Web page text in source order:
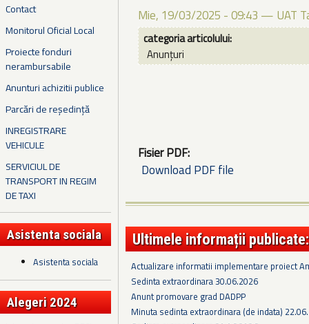
Contact
Monitorul Oficial Local
Proiecte fonduri
nerambursabile
Anunturi achizitii publice
Parcări de reședință
INREGISTRARE
VEHICULE
SERVICIUL DE
TRANSPORT IN REGIM
DE TAXI
Asistenta sociala
Asistenta sociala
Alegeri 2024
Mie, 19/03/2025 - 09:43 — UAT
categoria articolului:
Anunțuri
Fisier PDF:
Download PDF file
Ultimele informații publicate:
Actualizare informatii implementare proiect
Sedinta extraordinara 30.06.2026
Anunt promovare grad DADPP
Minuta sedinta extraordinara (de indata)